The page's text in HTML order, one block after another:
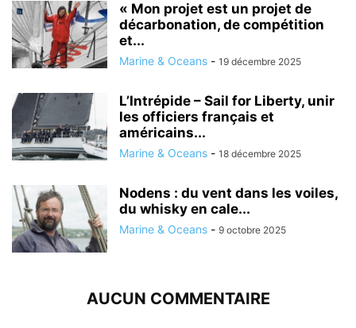
« Mon projet est un projet de
décarbonation, de compétition
et...
Marine & Oceans - 19 décembre 2025
L’Intrépide – Sail for Liberty, unir
les officiers français et
américains...
Marine & Oceans - 18 décembre 2025
Nodens : du vent dans les voiles,
du whisky en cale...
Marine & Oceans - 9 octobre 2025
AUCUN COMMENTAIRE